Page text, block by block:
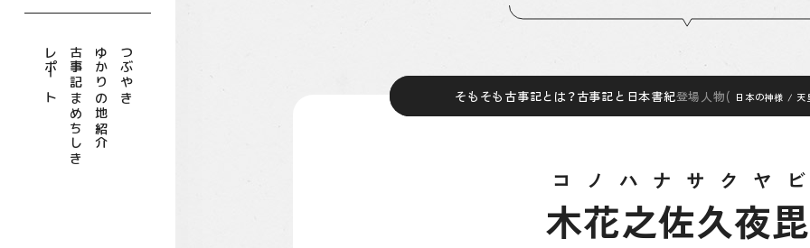
レポート 古事記まめちしきゆかりの地紹介 つぶやき そもそも古事記とは？古事記と日本書紀登場人物 日本の神様 /
そもそも古事記とは？古事記と日本書紀登場人物( 日本の神様 /天
木花之佐久夜
コノハナサクヤ